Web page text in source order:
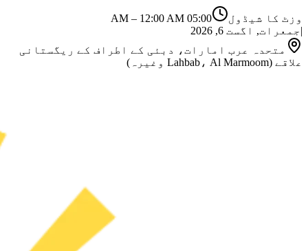
وزٹ کا شیڈول 05:00 AM
– 12:00 AM
|جمعرات, اگست 6, 2026
متحدہ عرب امارات، دبئی کے اطراف کے ریگستانی
علاقے (Lahbab، Al Marmoom وغیرہ)